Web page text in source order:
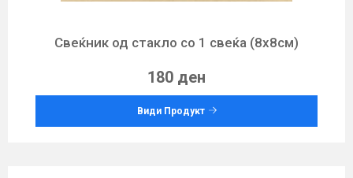
Свеќник од стакло со 1 свеќа (8х8см)
180 ден
Види Продукт